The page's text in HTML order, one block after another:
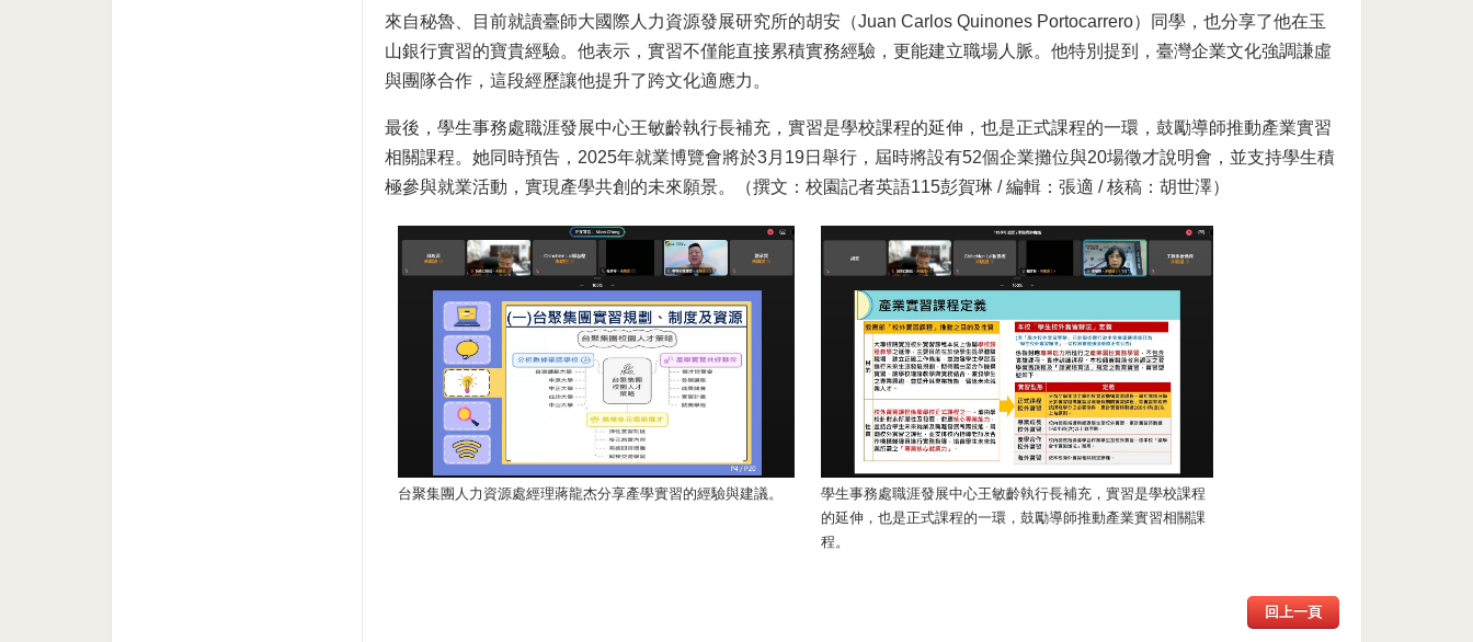
來自秘魯、目前就讀臺師大國際人力資源發展研究所的胡安（Juan Carlos Quinones Portocarrero）同學，也分享了他在玉
山銀行實習的寶貴經驗。他表示，實習不僅能直接累積實務經驗，更能建立職場人脈。他特別提到，臺灣企業文化強調謙虛
與團隊合作，這段經歷讓他提升了跨文化適應力。
最後，學生事務處職涯發展中心王敏齡執行長補充，實習是學校課程的延伸，也是正式課程的一環，鼓勵導師推動產業實習
相關課程。她同時預告，2025年就業博覽會將於3月19日舉行，屆時將設有52個企業攤位與20場徵才說明會，並支持學生積
極參與就業活動，實現產學共創的未來願景。（撰文：校園記者英語115彭賀琳 / 編輯：張適 / 核稿：胡世澤）
台聚集團人力資源處經理蔣龍杰分享產學實習的經驗與建議。
學生事務處職涯發展中心王敏齡執行長補充，實習是學校課程
的延伸，也是正式課程的一環，鼓勵導師推動產業實習相關課
程。
回上一頁